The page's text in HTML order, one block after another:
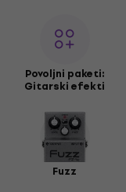
Povoljni paketi:
Gitarski efekti
Fuzz